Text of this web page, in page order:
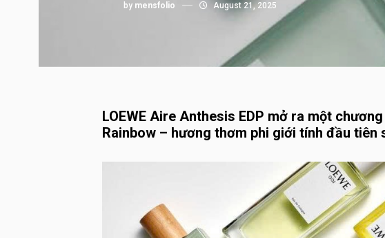
by mensfolio August 21, 2025
LOEWE Aire Anthesis EDP mở ra một
Rainbow – hương thơm phi giới tính đầu tiên